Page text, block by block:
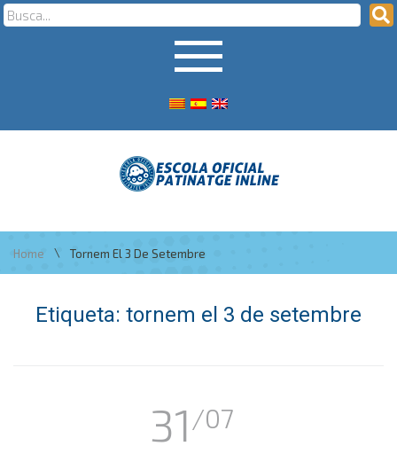
Home \ Tornem El 3 De Setembre
Etiqueta: tornem el 3 de setembre
31 /07